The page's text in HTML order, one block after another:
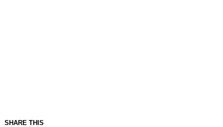
SHARE THIS